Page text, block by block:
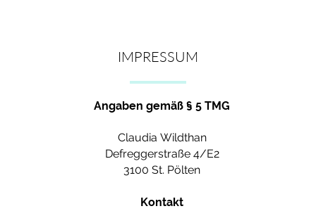
„Text bearbeiten” oder doppelklicke auf das Textfeld, um
IMPRESSUM
Angaben gemäß § 5 TMG
Claudia Wildthan
Defreggerstraße 4/E2
3100 St. Pölten
Kontakt